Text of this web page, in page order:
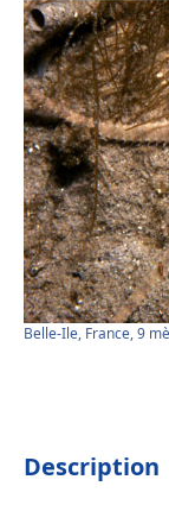
Belle-Ile, France, 9
Description